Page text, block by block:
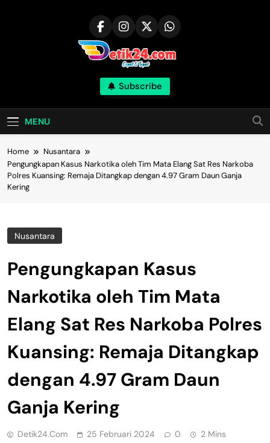
Subscribe
MENU
Home
Nusantara
Pengungkapan Kasus Narkotika oleh Tim Mata Elang Sat Res Narkoba
Polres Kuansing: Remaja Ditangkap dengan 4.97 Gram Daun Ganja
Kering
Nusantara
Pengungkapan Kasus
Narkotika oleh Tim Mata
Elang Sat Res Narkoba Polres
Kuansing: Remaja Ditangkap
dengan 4.97 Gram Daun
Ganja Kering
Detik24.com 25 Februari 2024 0 2 Mins